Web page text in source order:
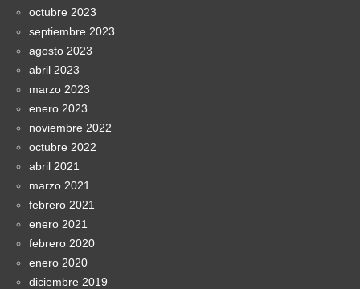
octubre 2023
septiembre 2023
agosto 2023
abril 2023
marzo 2023
enero 2023
noviembre 2022
octubre 2022
abril 2021
marzo 2021
febrero 2021
enero 2021
febrero 2020
enero 2020
diciembre 2019